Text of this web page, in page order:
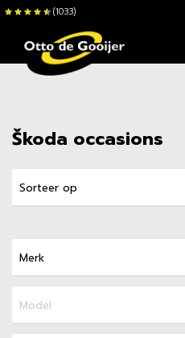
(1033)
Škoda occasions